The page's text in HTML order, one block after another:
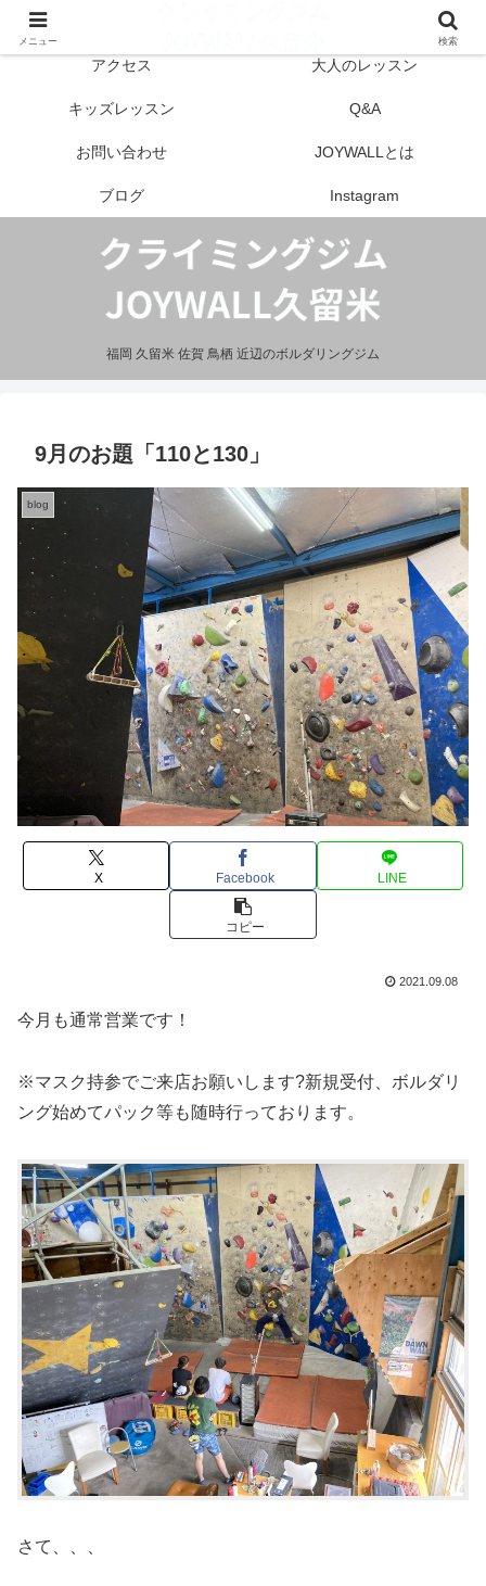
福岡 久留米 佐賀 鳥栖 近辺のボルダリングジム
アクセス 大人のレッスン
キッズレッスン Q&A
お問い合わせ JOYWALLとは
ブログ Instagram
9月のお題「110と130」
blog
X Facebook LINE
コピー
2021.09.08
今月も通常営業です！
※マスク持参でご来店お願いします?新規受付、ボルダリ
ング始めてパック等も随時行っております。
さて、、、
メニュー 検索